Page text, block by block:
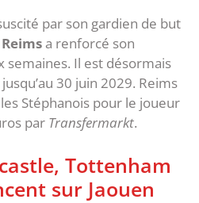
par son gardien de but
a renforcé son
semaines. Il est désormais
30 juin 2029. Reims
Stéphanois pour le joueur
par Transfermarkt.
Tottenham
sur Jaouen